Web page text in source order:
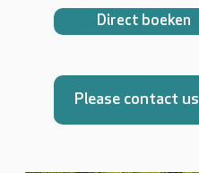
Direct boeken
Please contact us